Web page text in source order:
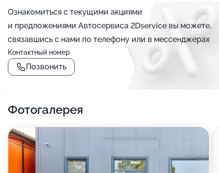
Ознакомиться с текущими акциями
и предложениями Автосервиса 2Dservice вы можете,
связавшись с нами по телефону или в мессенджерах
Контактный номер
Позвонить
Фотогалерея